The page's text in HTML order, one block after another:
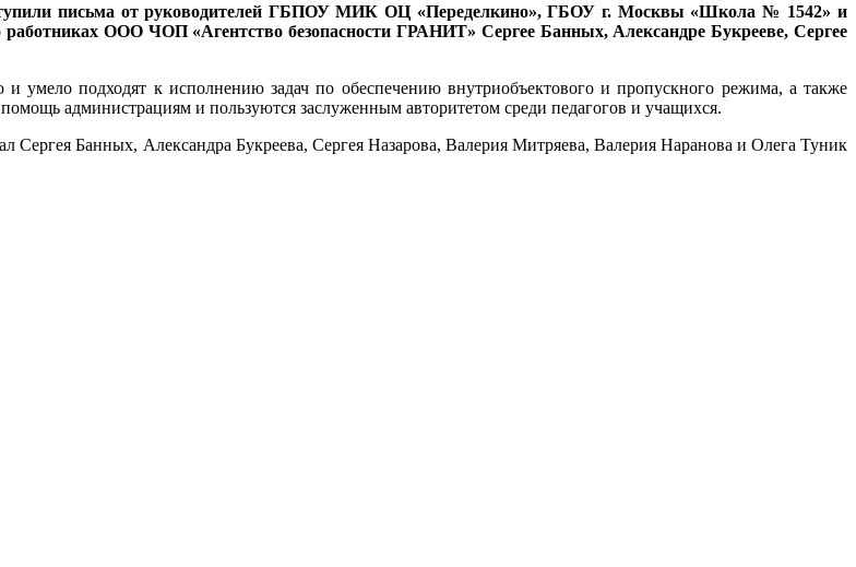
письма от руководителей ГБПОУ МИК ОЦ «Переделкино», ГБОУ г. Москвы «Школа № 1542» и
ООО ЧОП «Агентство безопасности ГРАНИТ» Сергее Банных, Александре Букрееве, Сергее
умело подходят к исполнению задач по обеспечению внутриобъектового и пропускного режима, а также
администрациям и пользуются заслуженным авторитетом среди педагогов и учащихся.
Банных, Александра Букреева, Сергея Назарова, Валерия Митряева, Валерия Наранова и Олега Туник